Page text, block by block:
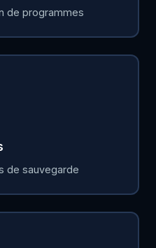
de programmes
de sauvegarde